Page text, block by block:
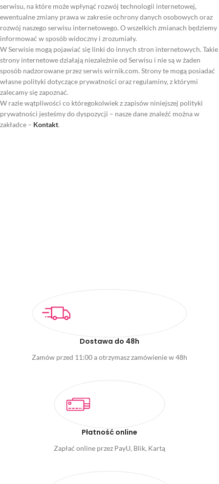
serwisu, na które może wpłynąć rozwój technologii internetowej,
ewentualne zmiany prawa w zakresie ochrony danych osobowych oraz
rozwój naszego serwisu internetowego. O wszelkich zmianach będziemy
informować w sposób widoczny i zrozumiały.
W Serwisie mogą pojawiać się linki do innych stron internetowych. Takie
strony internetowe działają niezależnie od Serwisu i nie są w żaden
sposób nadzorowane przez serwis wirnik.com. Strony te mogą posiadać
własne polityki dotyczące prywatności oraz regulaminy, z którymi
zalecamy się zapoznać.
W razie wątpliwości co któregokolwiek z zapisów niniejszej polityki
prywatności jesteśmy do dyspozycji – nasze dane znaleźć można w
zakładce – Kontakt.
Dostawa do 48h
Zamów przed 11:00 a otrzymasz zamówienie w 48h
Płatność online
Zapłać online przez PayU, Blik, Kartą